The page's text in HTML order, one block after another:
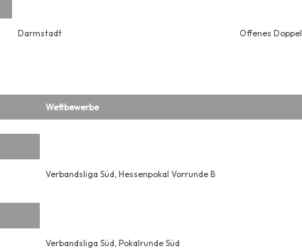
Darmstadt Offenes Doppel
Wettbewerbe
Verbandsliga Süd, Hessenpokal Vorrunde B
Verbandsliga Süd, Pokalrunde Süd